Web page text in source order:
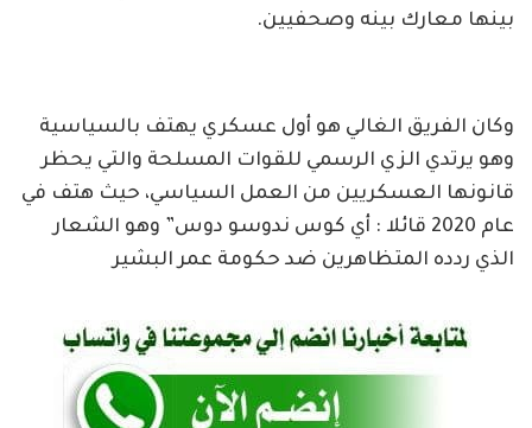
بينها معارك بينه وصحفيين.
وكان الفريق الغالي هو أول عسكري يهتف بالسياسية
وهو يرتدي الزي الرسمي للقوات المسلحة والتي يحظر
قانونها العسكريين من العمل السياسي، حيث هتف في
عام 2020 قائلا : أي كوس ندوسو دوس” وهو الشعار
الذي ردده المتظاهرين ضد حكومة عمر البشير